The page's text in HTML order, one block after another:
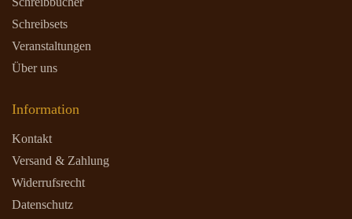
Schreibsets
Veranstaltungen
Über uns
Information
Kontakt
Versand & Zahlung
Widerrufsrecht
Datenschutz